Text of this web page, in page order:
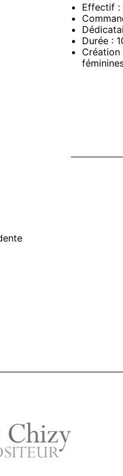
Effectif :
Durée :
Création